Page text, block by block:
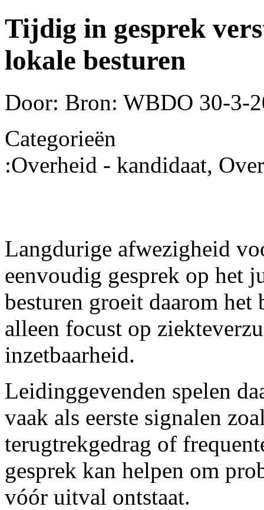
Tijdig in gesprek
lokale besturen
Door: Bron: WBDO 30-3-
Categorieën
:Overheid - kandidaat,
Langdurige afwezigheid
eenvoudig gesprek op het
besturen groeit daarom het
alleen focust op
inzetbaarheid.
Leidinggevenden spelen
vaak als eerste signalen
terugtrekgedrag of
gesprek kan helpen om
vóór uitval ontstaat.